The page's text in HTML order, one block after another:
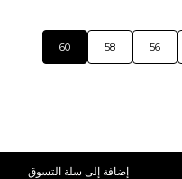
56
58
60
إضافة إلى سلة التسوق